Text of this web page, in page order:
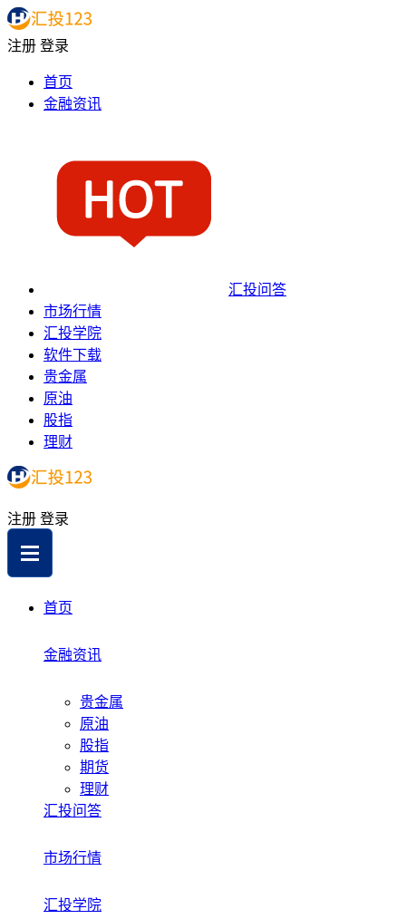
注册 登录
首页
金融资讯
汇投问答
市场行情
汇投学院
软件下载
贵金属
原油
股指
理财
注册 登录
首页
金融资讯
贵金属
原油
股指
期货
理财
汇投问答
市场行情
汇投学院